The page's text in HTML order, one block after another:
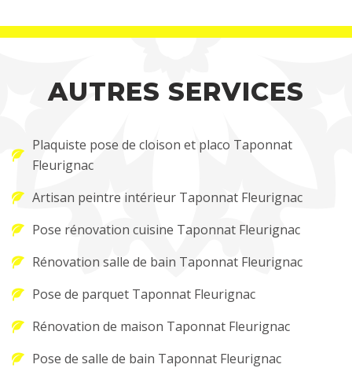
AUTRES SERVICES
Plaquiste pose de cloison et placo Taponnat
Fleurignac
Artisan peintre intérieur Taponnat Fleurignac
Pose rénovation cuisine Taponnat Fleurignac
Rénovation salle de bain Taponnat Fleurignac
Pose de parquet Taponnat Fleurignac
Rénovation de maison Taponnat Fleurignac
Pose de salle de bain Taponnat Fleurignac